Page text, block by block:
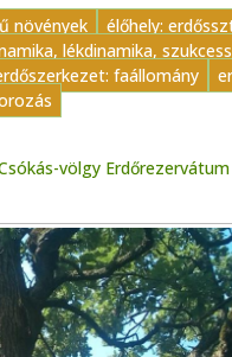
növények
élőhely:
lékdinamika,
faállomány
völgy